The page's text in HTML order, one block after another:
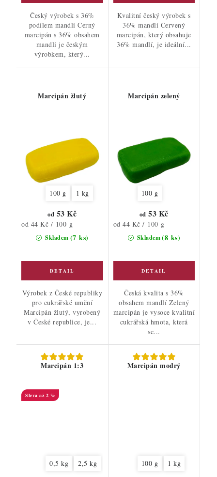
Český výrobek s 36%
podílem mandlí Černý
marcipán s 36% obsahem
mandlí je českým
výrobkem, který...
Kvalitní český výrobek s
36% mandlí Červený
marcipán, který obsahuje
36% mandlí, je ideální...
Marcipán žlutý
100 g 1 kg
Skladem (7 ks)
od 53 Kč
Měrná
od 44 Kč / 100 g
Výrobek z České republiky
pro cukrářské umění
Marcipán žlutý, vyrobený
v České republice, je...
Marcipán zelený
100 g
Skladem(8 ks)
od 53 Kč
Měrná
od 44 Kč / 100 g
Česká kvalita s 36%
obsahem mandlí Zelený
marcipán je vysoce kvalitní
cukrářská hmota, která
se...
Marcipán 1:3
až 2 %
0,5 kg 2,5 kg
Marcipán modrý
100 g 1 kg